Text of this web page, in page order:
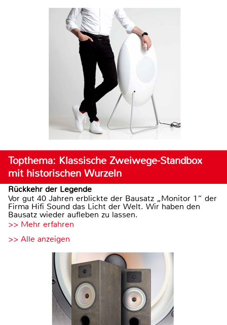
Topthema: Klassische Zweiwege-Standbox
mit historischen Wurzeln
Rückkehr der Legende
Vor gut 40 Jahren erblickte der Bausatz „Monitor 1“ der
Firma Hifi Sound das Licht der Welt. Wir haben den
Bausatz wieder aufleben zu lassen.
>> Mehr erfahren
>> Alle anzeigen